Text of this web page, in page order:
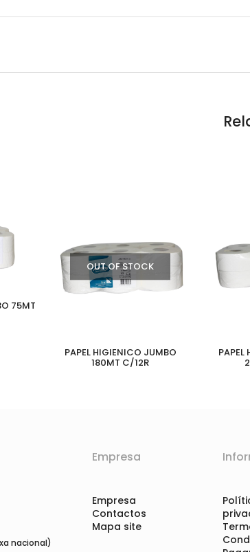
75MT
OUT OF STOCK
PAPEL HIGIENICO JUMBO
180MT C/12R
nacional)
Empresa
Empresa
Contactos
Mapa site